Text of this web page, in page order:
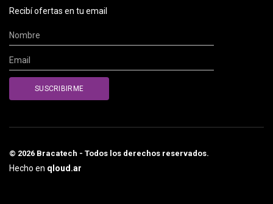
Recibí ofertas en tu email
© 2026 Bracatech - Todos los derechos reservados.
Hecho en qloud.ar